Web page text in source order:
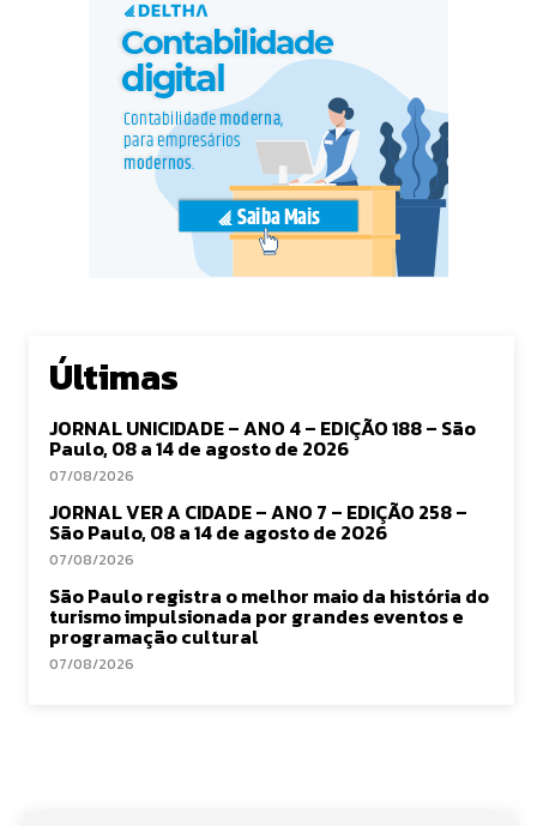
Últimas
JORNAL UNICIDADE – ANO 4 – EDIÇÃO 188 – São
Paulo, 08 a 14 de agosto de 2026
07/08/2026
JORNAL VER A CIDADE – ANO 7 – EDIÇÃO 258 –
São Paulo, 08 a 14 de agosto de 2026
07/08/2026
São Paulo registra o melhor maio da história do
turismo impulsionada por grandes eventos e
programação cultural
07/08/2026